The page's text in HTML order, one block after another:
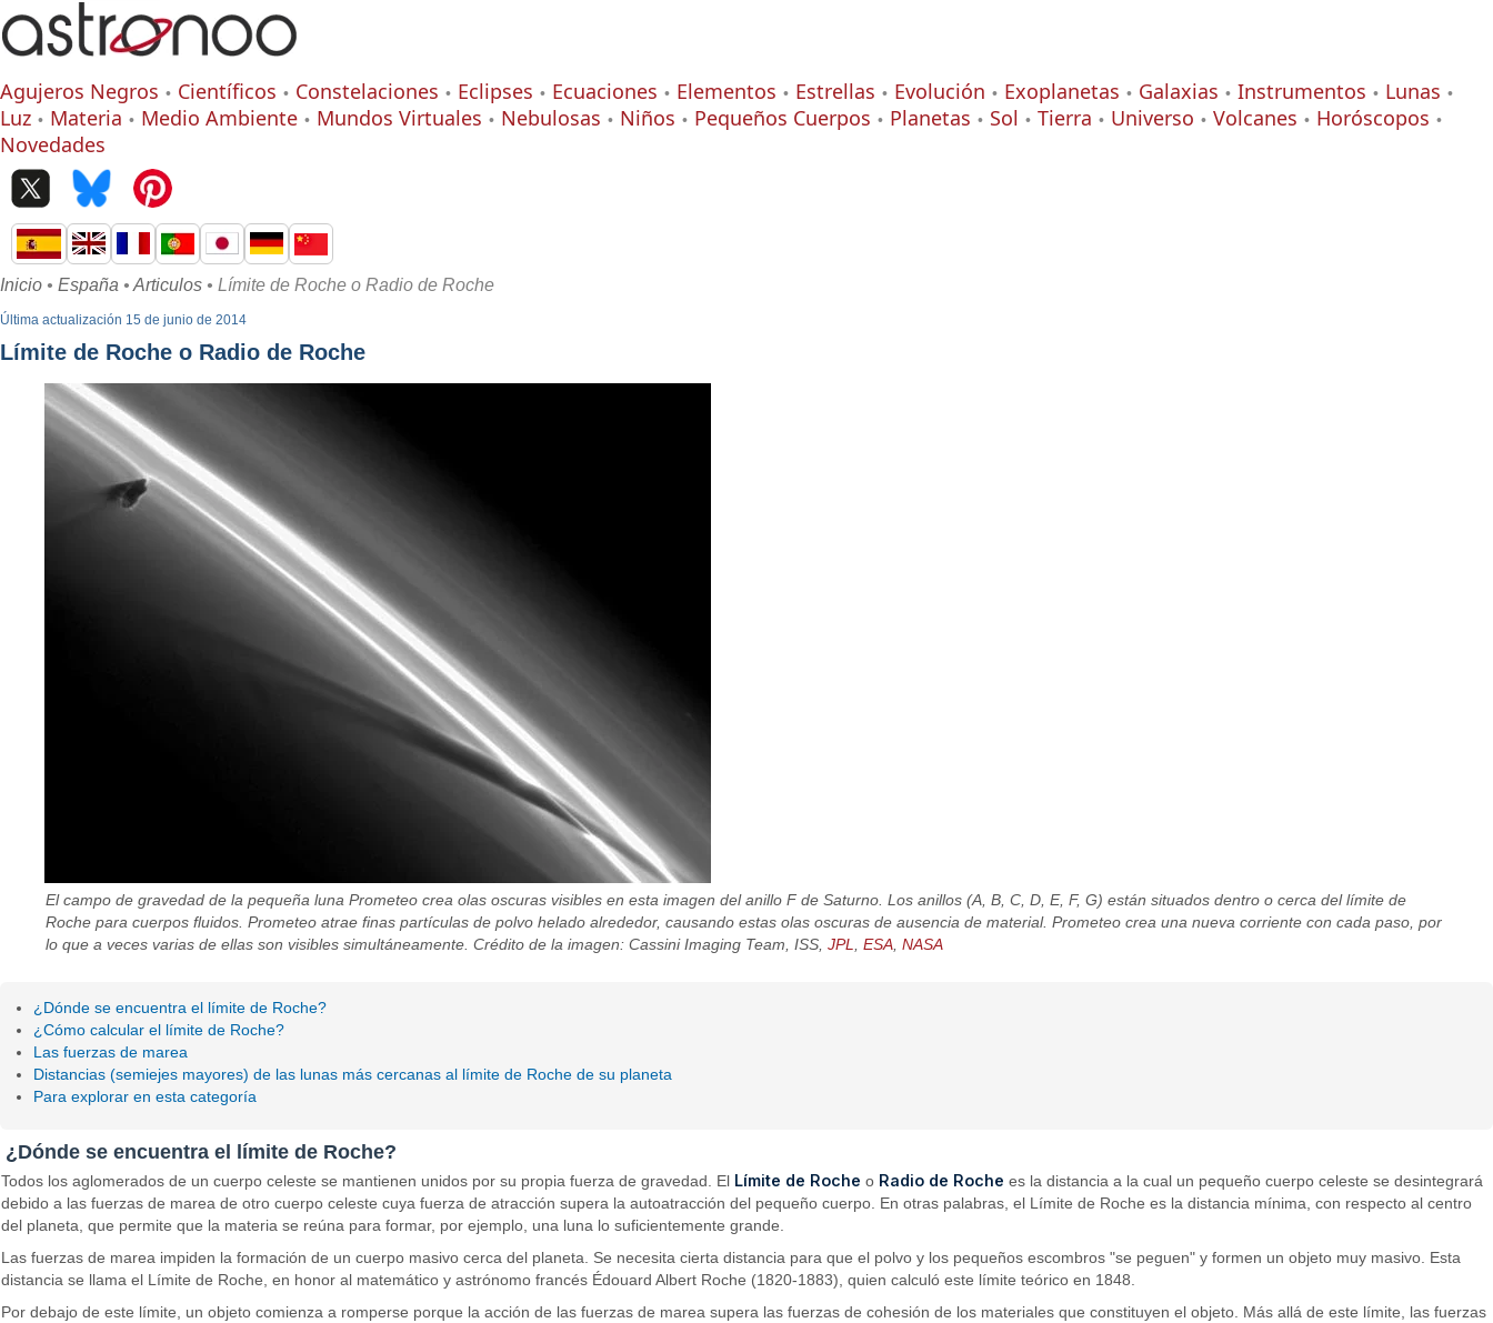
Agujeros Negros Científicos Constelaciones Eclipses Ecuaciones Elementos Estrellas Evolución Exoplanetas Galaxias Instrumentos
Lunas
Luz
Materia Medio Ambiente Mundos Virtuales Nebulosas Niños Pequeños Cuerpos Planetas Sol Tierra Universo Volcanes
Horóscopos
Novedades
Inicio • España • Articulos • Límite de Roche o Radio de Roche
Última actualización 15 de junio de 2014
Límite de Roche o Radio de Roche
El campo de gravedad de la pequeña luna Prometeo crea olas oscuras visibles en esta imagen del anillo F de Saturno. Los anillos (A, B, C, D, E, F, G) están situados dentro o cerca del límite de
Roche para cuerpos fluidos. Prometeo atrae finas partículas de polvo helado alrededor, causando estas olas oscuras de ausencia de material. Prometeo crea una nueva corriente con cada paso, por
lo que a veces varias de ellas son visibles simultáneamente. Crédito de la imagen: Cassini Imaging Team, ISS,JPL,ESA,NASA
¿Dónde se encuentra el límite de Roche?
¿Cómo calcular el límite de Roche?
Las fuerzas de marea
Distancias (semiejes mayores) de las lunas más cercanas al límite de Roche de su planeta
Para explorar en esta categoría
¿Dónde se encuentra el límite de Roche?
Todos los aglomerados de un cuerpo celeste se mantienen unidos por su propia fuerza de gravedad. El Límite de Roche o Radio de Roche es la distancia a la cual un pequeño cuerpo celeste se desintegrará
debido a las fuerzas de marea de otro cuerpo celeste cuya fuerza de atracción supera la autoatracción del pequeño cuerpo. En otras palabras, el Límite de Roche es la distancia mínima, con respecto al centro
del planeta, que permite que la materia se reúna para formar, por ejemplo, una luna lo suficientemente grande.
Las fuerzas de marea impiden la formación de un cuerpo masivo cerca del planeta. Se necesita cierta distancia para que el polvo y los pequeños escombros "se peguen" y formen un objeto muy masivo. Esta
distancia se llama el Límite de Roche, en honor al matemático y astrónomo francés Édouard Albert Roche (1820-1883), quien calculó este límite teórico en 1848.
Por debajo de este límite, un objeto comienza a romperse porque la acción de las fuerzas de marea supera las fuerzas de cohesión de los materiales que constituyen el objeto. Más allá de este límite, las fuerzas